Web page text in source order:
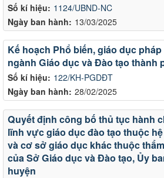
Số kí hiệu: 1124/UBND-NC
Ngày ban hành: 13/03/2025
Số kí hiệu: 122/KH-PGDĐT
Ngày ban hành: 28/02/2025
Kế hoạch Phổ biến, giáo dục pháp
ngành Giáo dục và Đào tạo thành
Quyết định công bố thủ tục hành
lĩnh vực giáo dục đào tạo thuộc
và cơ sở giáo dục khác thuộc
của Sở Giáo dục và Đào tạo, Ủy
huyện